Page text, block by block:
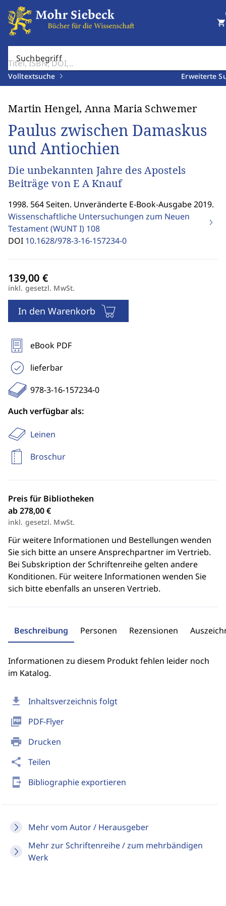
Suchbegriff
Volltextsuche Erweiterte
shopping_cart
download Inhaltsverzeichnis folgt
picture_as_pdf PDF-Flyer
print Drucken
share Teilen
send_to_mobile Bibliographie exportieren
Mehr vom Autor / Herausgeber
Mehr zur Schriftenreihe / zum mehrbändigen
Werk
Martin Hengel, Anna Maria Schwemer
Paulus zwischen Damaskus
und Antiochien
Die unbekannten Jahre des Apostels
Beiträge von E A Knauf
1998. 564 Seiten. Unveränderte E-Book-Ausgabe 2019.
Wissenschaftliche Untersuchungen zum Neuen
Testament (WUNT I) 108
DOI 10.1628/978-3-16-157234-0
inkl. gesetzl. MwSt.
In den Warenkorb
eBook PDF
lieferbar
978-3-16-157234-0
Auch verfügbar als:
Leinen
Broschur
Preis für Bibliotheken
ab 278,00 €
inkl. gesetzl. MwSt.
Für weitere Informationen und Bestellungen wenden
Sie sich bitte an unsere Ansprechpartner im Vertrieb.
Bei Subskription der Schriftenreihe gelten andere
Konditionen. Für weitere Informationen wenden Sie
sich bitte ebenfalls an unseren Vertrieb.
Beschreibung Personen Rezensionen
Informationen zu diesem Produkt fehlen leider noch
im Katalog.